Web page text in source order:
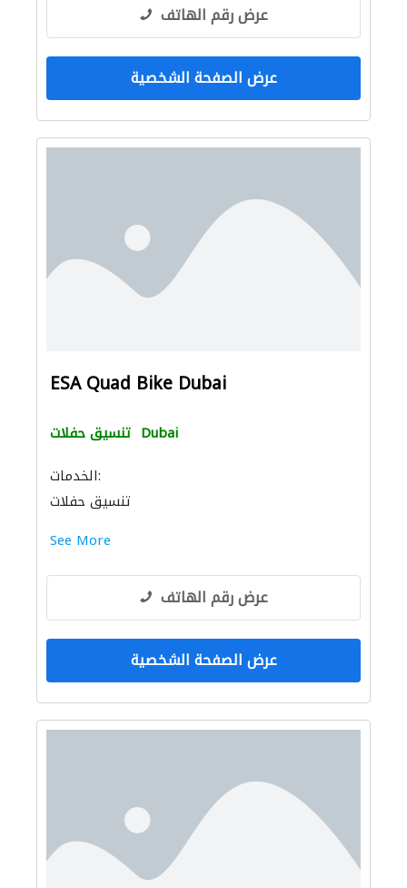
عرض رقم الهاتف
عرض الصفحة الشخصية
ESA Quad Bike Dubai
تنسيق حفلات Dubai
الخدمات:
تنسيق حفلات
See More
عرض رقم الهاتف
عرض الصفحة الشخصية